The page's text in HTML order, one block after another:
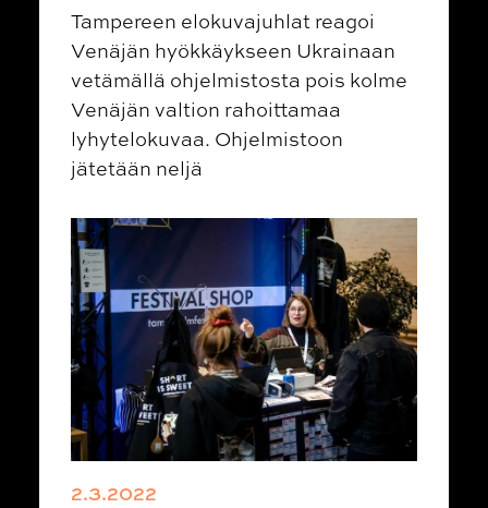
Tampereen elokuvajuhlat reagoi
Venäjän hyökkäykseen Ukrainaan
vetämällä ohjelmistosta pois kolme
Venäjän valtion rahoittamaa
lyhytelokuvaa. Ohjelmistoon
jätetään neljä
2.3.2022